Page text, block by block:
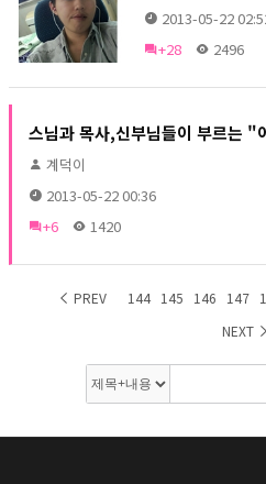
2013-05-22
+28
2496
스님과 목사,신부님들이 부르는 "
계덕이
2013-05-22 00:36
+6
1420
PREV 144 145 146 147
NEXT